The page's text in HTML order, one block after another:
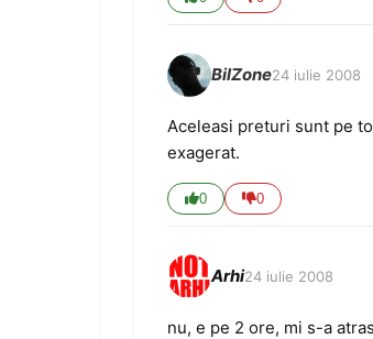
BilZone24 iulie 2008
Aceleasi preturi sunt pe
exagerat.
0 0
Arhi24 iulie 2008
nu, e pe 2 ore, mi s-a